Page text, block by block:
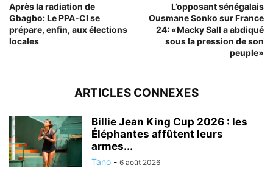
Après la radiation de
Gbagbo: Le PPA-CI se
prépare, enfin, aux élections
locales
L’opposant sénégalais
Ousmane Sonko sur France
24: «Macky Sall a abdiqué
sous la pression de son
peuple»
ARTICLES CONNEXES
Billie Jean King Cup 2026 : les
Éléphantes affûtent leurs
armes...
Tano - 6 août 2026